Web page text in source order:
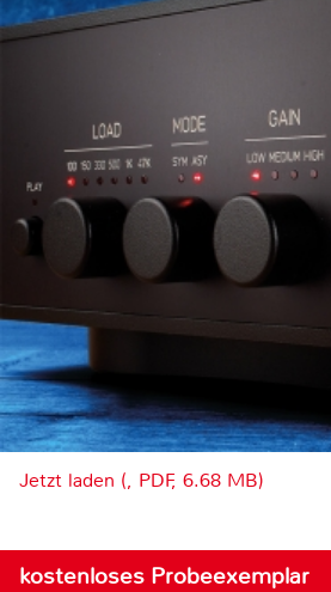
Jetzt laden (, PDF, 6.68 MB)
kostenloses Probeexemplar